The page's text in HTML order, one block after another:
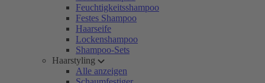
Feuchtigkeitsshampoo
Festes Shampoo
Haarseife
Lockenshampoo
Shampoo-Sets
Haarstyling
Alle anzeigen